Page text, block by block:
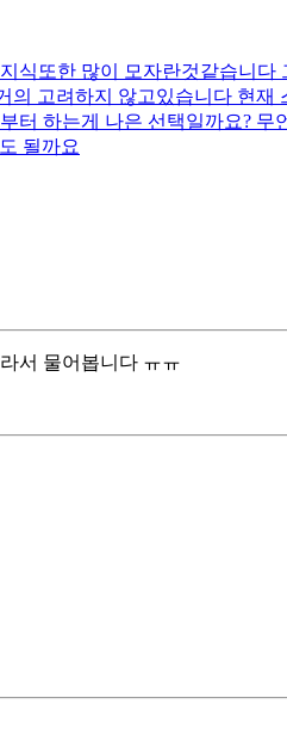
식또한 많이 모자란것같습니
고려하지 않고있습니다 현재
하는게 나은 선택일까요?
될까요
서 물어봅니다 ㅠㅠ